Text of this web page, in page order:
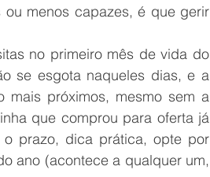
menos capazes, é que gerir
no primeiro mês de vida do
se esgota naqueles dias, e a
próximos, mesmo sem a
que comprou para oferta já
prazo, dica prática, opte por
ano (acontece a qualquer um,